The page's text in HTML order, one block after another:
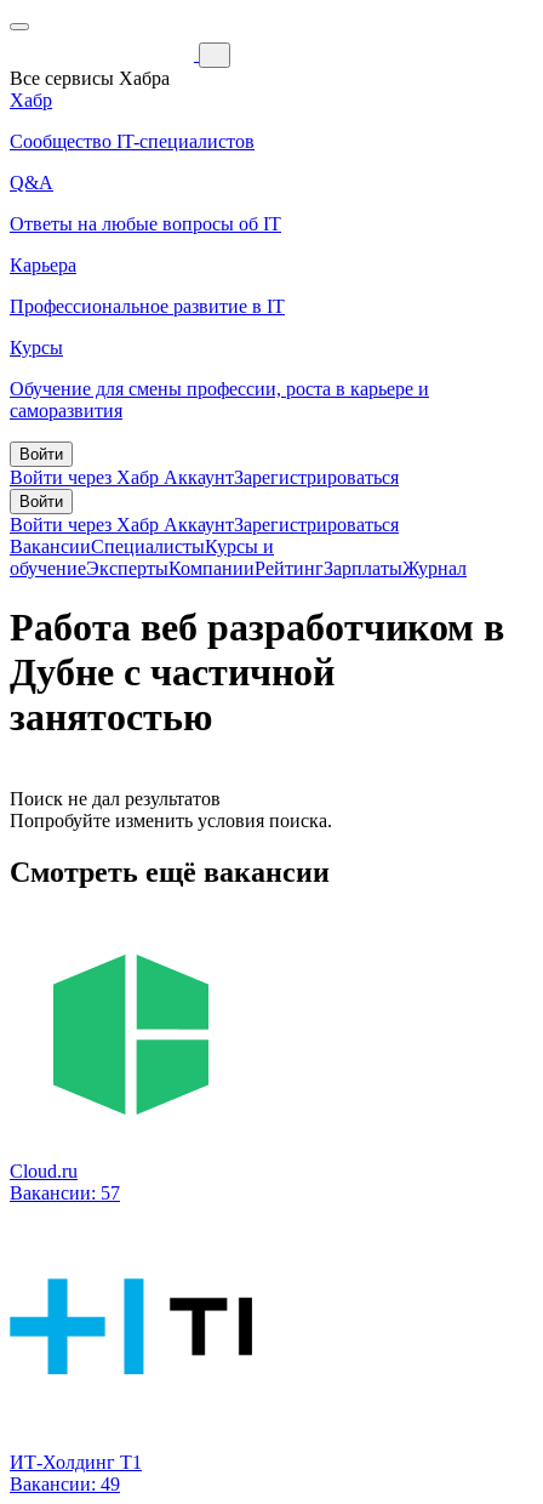
Все сервисы Хабра
Хабр
Сообщество IT-специалистов
Q&A
Ответы на любые вопросы об IT
Карьера
Профессиональное развитие в IT
Курсы
Обучение для смены профессии, роста в карьере и
саморазвития
Войти
Войти через Хабр АккаунтЗарегистрироваться
Войти
Войти через Хабр АккаунтЗарегистрироваться
ВакансииСпециалистыКурсы и
обучениеЭкспертыКомпанииРейтингЗарплатыЖурнал
Работа веб разработчиком в
Дубне с частичной
занятостью
Поиск не дал результатов
Попробуйте изменить условия поиска.
Смотреть ещё вакансии
Cloud.ru
Вакансии: 57
ИТ-Холдинг Т1
Вакансии: 49